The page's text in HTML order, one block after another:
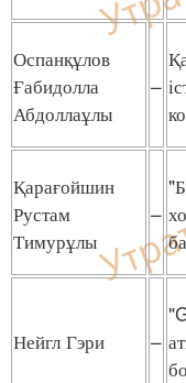
Оспанқұлов
Ғабидолла
Абдоллаұлы
–
Қарағойшин
Рустам
Тимурұлы
–
Нейгл Гэри –